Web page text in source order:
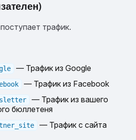
поступает трафик.
— Трафик из Google
— Трафик из Facebook
— Трафик из вашего
бюллетеня
— Трафик с сайта